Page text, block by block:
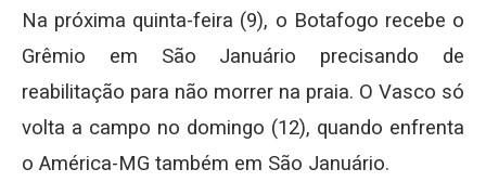
Na próxima quinta-feira (9), o Botafogo recebe o
Grêmio em São Januário precisando de
reabilitação para não morrer na praia. O Vasco só
volta a campo no domingo (12), quando enfrenta
o América-MG também em São Januário.